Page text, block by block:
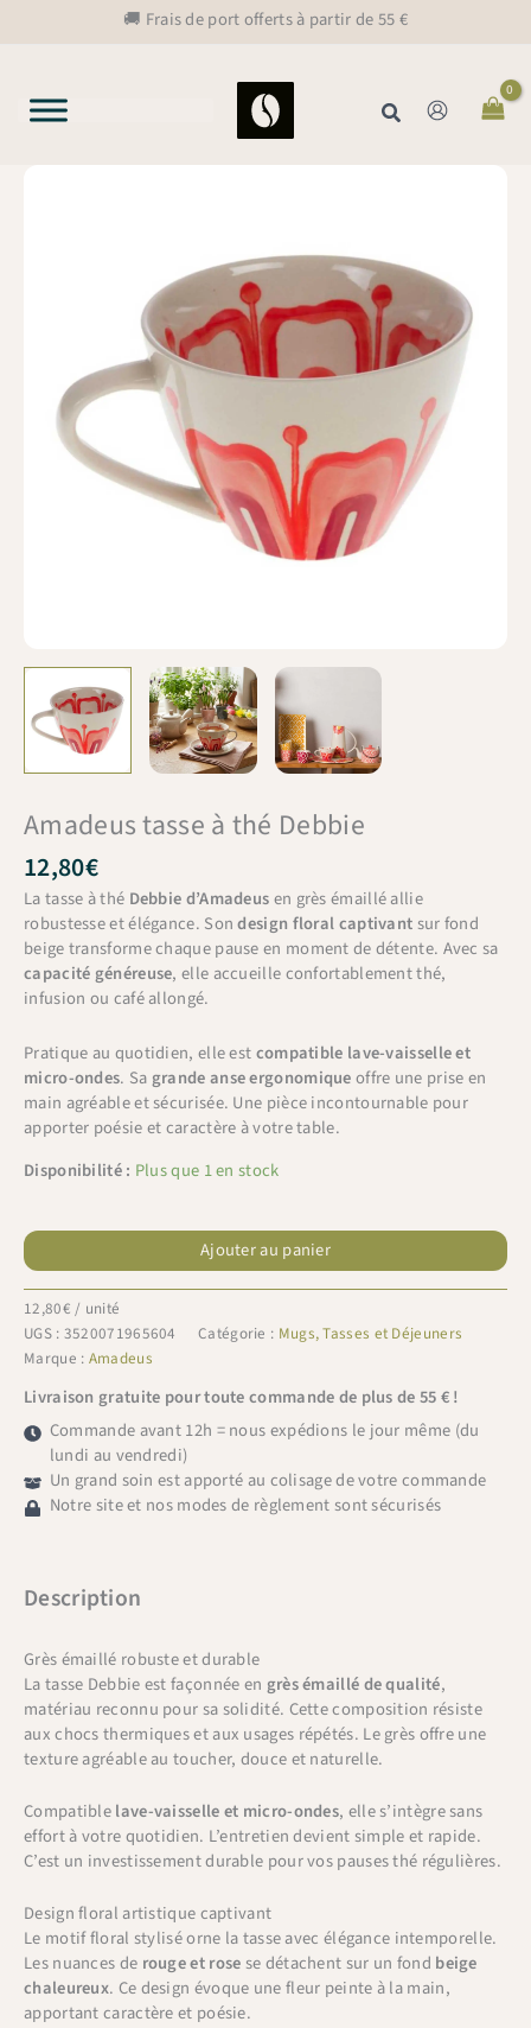
🚚 Frais de port offerts à partir de 55 €
Rechercher
Amadeus tasse à thé Debbie
12,80€
La tasse à thé Debbie d’Amadeusen grès émaillé allie
robustesse et élégance. Sondesign floral captivantsur fond
beige transforme chaque pause en moment de détente. Avec sa
capacité généreuse, elle accueille confortablement thé,
infusion ou café allongé.
Pratique au quotidien, elle estcompatible lave-vaisselle et
micro-ondes. Sagrande anse ergonomiqueoffre une prise en
main agréable et sécurisée. Une pièce incontournable pour
apporter poésie et caractère à votre table.
Disponibilité : Plus que 1 en stock
quantité
de
Amadeus
tasse
à
thé
Debbie
Ajouter au panier
12,80€ / unité
UGS : 3520071965604 Catégorie : Mugs, Tasses et Déjeuners
Marque : Amadeus
Livraison gratuite pour toute commande de plus de 55 € !
Commande avant 12h = nous expédions le jour même (du
lundi au vendredi)
Un grand soin est apporté au colisage de votre commande
Notre site et nos modes de règlement sont sécurisés
Description
Grès émaillé robuste et durable
La tasse Debbie est façonnée en grès émaillé de qualité,
matériau reconnu pour sa solidité. Cette composition résiste
aux chocs thermiques et aux usages répétés. Le grès offre une
texture agréable au toucher, douce et naturelle.
Compatiblelave-vaisselle et micro-ondes, elle s’intègre sans
effort à votre quotidien. L’entretien devient simple et rapide.
C’est un investissement durable pour vos pauses thé régulières.
Design floral artistique captivant
Le motif floral stylisé orne la tasse avec élégance intemporelle.
Les nuances de rouge et rosese détachent sur un fond beige
chaleureux. Ce design évoque une fleur peinte à la main,
apportant caractère et poésie.